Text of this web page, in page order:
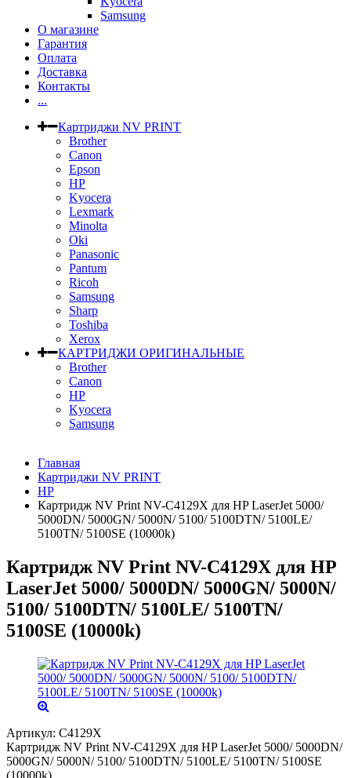
Samsung
О магазине
Гарантия
Оплата
Доставка
Контакты
...
Картриджи NV PRINT
Brother
Canon
Epson
HP
Kyocera
Lexmark
Minolta
Oki
Panasonic
Pantum
Ricoh
Samsung
Sharp
Toshiba
Xerox
КАРТРИДЖИ ОРИГИНАЛЬНЫЕ
Brother
Canon
HP
Kyocera
Samsung
Главная
Картриджи NV PRINT
HP
Картридж NV Print NV-C4129X для HP LaserJet 5000/
5000DN/ 5000GN/ 5000N/ 5100/ 5100DTN/ 5100LE/
5100TN/ 5100SE (10000k)
Картридж NV Print NV-C4129X для HP
LaserJet 5000/ 5000DN/ 5000GN/ 5000N/
5100/ 5100DTN/ 5100LE/ 5100TN/
5100SE (10000k)
Артикул: C4129Х
Картридж NV Print NV-C4129X для HP LaserJet 5000/ 5000DN/
5000GN/ 5000N/ 5100/ 5100DTN/ 5100LE/ 5100TN/ 5100SE
(10000k)